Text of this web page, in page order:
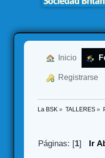
Inicio
Registrarse
La BSK » TALLERES»
Páginas: [1] Ir